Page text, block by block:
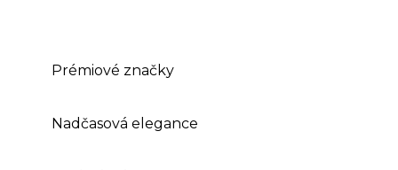
Prémiové značky
Nadčasová elegance